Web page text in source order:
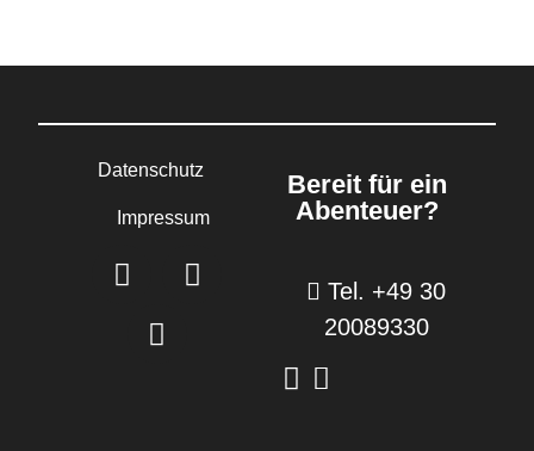
Datenschutz
Impressum
Bereit für ein
Abenteuer?
Tel. +49 30
20089330